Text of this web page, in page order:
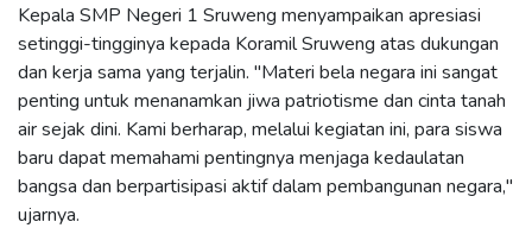
Kepala SMP Negeri 1 Sruweng menyampaikan apresiasi
setinggi-tingginya kepada Koramil Sruweng atas dukungan
dan kerja sama yang terjalin. "Materi bela negara ini sangat
penting untuk menanamkan jiwa patriotisme dan cinta tanah
air sejak dini. Kami berharap, melalui kegiatan ini, para siswa
baru dapat memahami pentingnya menjaga kedaulatan
bangsa dan berpartisipasi aktif dalam pembangunan negara,"
ujarnya.